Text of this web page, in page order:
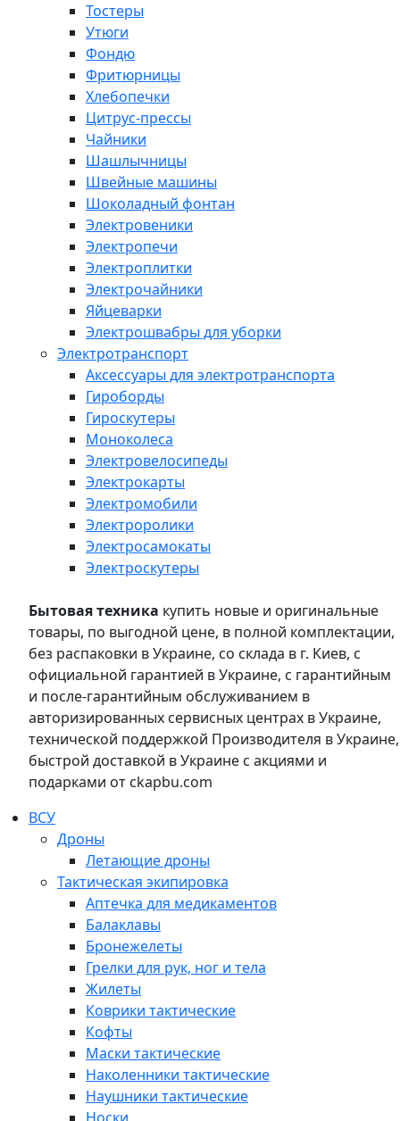
Тостеры
Утюги
Фондю
Фритюрницы
Хлебопечки
Цитрус-прессы
Чайники
Шашлычницы
Швейные машины
Шоколадный фонтан
Электровеники
Электропечи
Электроплитки
Электрочайники
Яйцеварки
Электрошвабры для уборки
Электротранспорт
Аксессуары для электротранспорта
Гироборды
Гироскутеры
Моноколеса
Электровелосипеды
Электрокарты
Электромобили
Электроролики
Электросамокаты
Электроскутеры
Бытовая техника купить новые и оригинальные
товары, по выгодной цене, в полной комплектации,
без распаковки в Украине, со склада в г. Киев, с
официальной гарантией в Украине, с гарантийным
и после-гарантийным обслуживанием в
авторизированных сервисных центрах в Украине,
технической поддержкой Производителя в Украине,
быстрой доставкой в Украине с акциями и
подарками от ckapbu.com
ВСУ
Дроны
Летающие дроны
Тактическая экипировка
Аптечка для медикаментов
Балаклавы
Бронежелеты
Грелки для рук, ног и тела
Жилеты
Коврики тактические
Кофты
Маски тактические
Наколенники тактические
Наушники тактические